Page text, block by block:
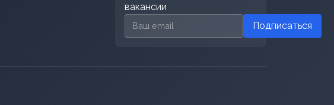
вакансии
Email для подписки
Подписаться